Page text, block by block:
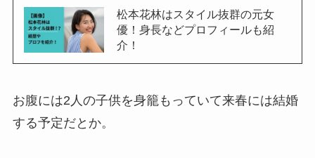
松本花林はスタイル抜群の元女
優！身長などプロフィールも紹
介！
お腹には2人の子供を身籠もっていて来春には結婚
する予定だとか。